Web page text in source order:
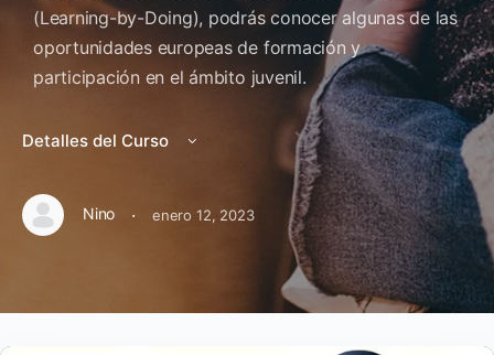
(Learning-by-Doing), podrás conocer algunas de las
oportunidades europeas de formación y
participación en el ámbito juvenil.
Detalles del Curso
Nino · enero 12, 2023